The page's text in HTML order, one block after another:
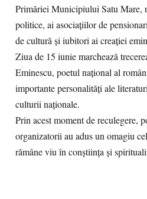
Primăriei Municipiului Satu Mare,
politice, ai asociațiilor de
de cultură și iubitori ai creației
Ziua de 15 iunie marchează
Eminescu, poetul național al
importante personalități ale
culturii naționale.
Prin acest moment de reculegere,
organizatorii au adus un omagiu
rămâne viu în conștiința și